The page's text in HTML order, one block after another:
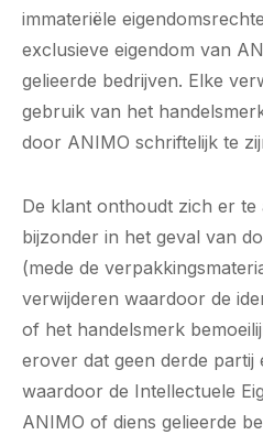
immateriële
exclusieve eigendom van
gelieerde bedrijven. Elke
gebruik van het
door ANIMO schriftelijk te
De klant onthoudt zich er te
bijzonder in het geval van
(mede de
verwijderen waardoor de
of het handelsmerk
erover dat geen derde partij
waardoor de Intellectuele
ANIMO of diens gelieerde